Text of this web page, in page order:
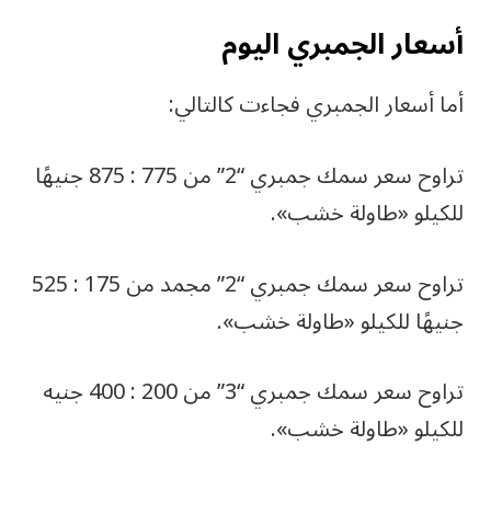
أسعار الجمبري اليوم
أما أسعار الجمبري فجاءت كالتالي:
تراوح سعر سمك جمبري “2” من 775 : 875 جنيهًا
للكيلو «طاولة خشب».
تراوح سعر سمك جمبري “2” مجمد من 175 : 525
جنيهًا للكيلو «طاولة خشب».
تراوح سعر سمك جمبري “3” من 200 : 400 جنيه
للكيلو «طاولة خشب».